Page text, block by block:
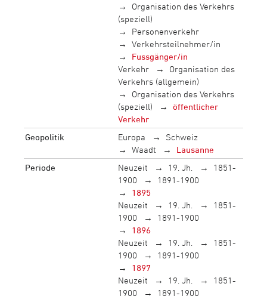
Organisation des Verkehrs
(speziell)
Personenverkehr
Verkehrsteilnehmer/in
Fussgänger/in
Verkehr
Organisation des
Verkehrs (allgemein)
Organisation des Verkehrs
(speziell)
öffentlicher
Verkehr
Geopolitik
Europa
Schweiz
Waadt
Lausanne
Periode
Neuzeit 19. Jh.
1851-
1900
1891-1900
1895
Neuzeit
19. Jh.
1851-
1900
1891-1900
1896
Neuzeit
19. Jh.
1851-
1900
1891-1900
1897
Neuzeit
19. Jh.
1851-
1900
1891-1900